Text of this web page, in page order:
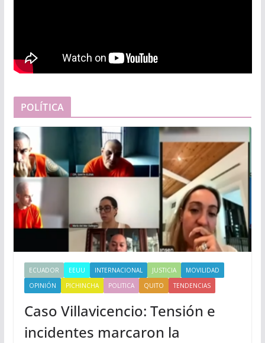
POLÍTICA
ECUADOR EEUU INTERNACIONAL JUSTICIA
MOVILIDAD
OPINIÓN
PICHINCHA POLITICA QUITO TENDENCIAS
Caso Villavicencio: Tensión e
incidentes marcaron la